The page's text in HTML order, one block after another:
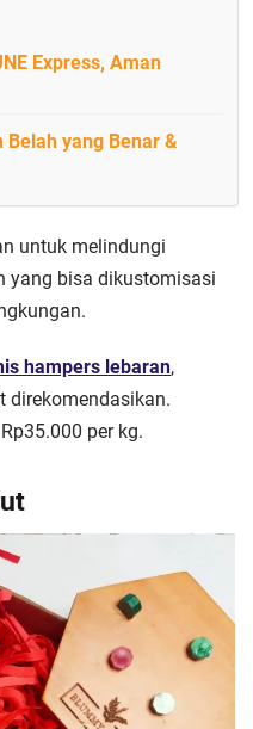
Express, Aman
Belah yang Benar &
untuk melindungi
yang bisa dikustomisasi
hampers lebaran,
direkomendasikan.
per kg.